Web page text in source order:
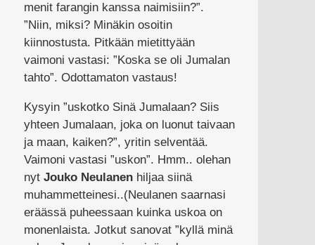
menit farangin kanssa naimisiin?”.
”Niin, miksi? Minäkin osoitin
kiinnostusta. Pitkään mietittyään
vaimoni vastasi: ”Koska se oli Jumalan
tahto”. Odottamaton vastaus!
Kysyin ”uskotko Sinä Jumalaan? Siis
yhteen Jumalaan, joka on luonut taivaan
ja maan, kaiken?”, yritin selventää.
Vaimoni vastasi ”uskon”. Hmm.. olehan
nyt Jouko Neulanenhiljaa siinä
muhammetteinesi..(Neulanen saarnasi
eräässä puheessaan kuinka uskoa on
monenlaista. Jotkut sanovat ”kyllä minä